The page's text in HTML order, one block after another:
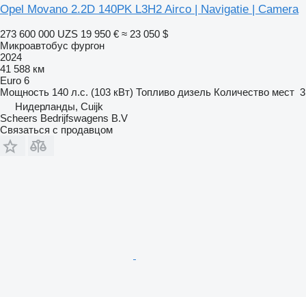
Opel Movano 2.2D 140PK L3H2 Airco | Navigatie | Camera
273 600 000 UZS 19 950 € ≈ 23 050 $
Микроавтобус фургон
2024
41 588 км
Euro 6
Мощность 140 л.с. (103 кВт) Топливо дизель Количество мест 3
Нидерланды, Cuijk
Scheers Bedrijfswagens B.V
Связаться с продавцом